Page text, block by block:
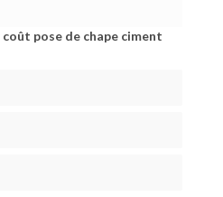
pose de chape ciment